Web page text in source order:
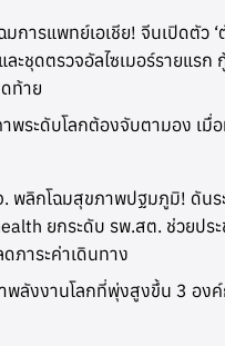
มการแพทย์เอเชีย! จีนเปิดตัว ‘
ละชุดตรวจอัลไซเมอร์รายแรก
ท้าย
พระดับโลกต้องจับตามอง เมื่
พลิกโฉมสุขภาพปฐมภูมิ! ดันร
ยกระดับ รพ.สต. ช่วยประ
ภาระค่าเดินทาง
พลังงานโลกที่พุ่งสูงขึ้น 3 อง